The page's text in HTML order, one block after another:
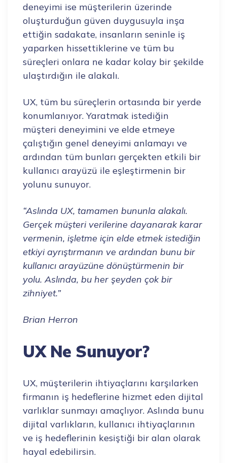
deneyimi ise müşterilerin üzerinde
oluşturduğun güven duygusuyla inşa
ettiğin sadakate, insanların seninle iş
yaparken hissettiklerine ve tüm bu
süreçleri onlara ne kadar kolay bir şekilde
ulaştırdığın ile alakalı.
UX, tüm bu süreçlerin ortasında bir yerde
konumlanıyor. Yaratmak istediğin
müşteri deneyimini ve elde etmeye
çalıştığın genel deneyimi anlamayı ve
ardından tüm bunları gerçekten etkili bir
kullanıcı arayüzü ile eşleştirmenin bir
yolunu sunuyor.
“Aslında UX, tamamen bununla alakalı.
Gerçek müşteri verilerine dayanarak karar
vermenin, işletme için elde etmek istediğin
etkiyi ayrıştırmanın ve ardından bunu bir
kullanıcı arayüzüne dönüştürmenin bir
yolu. Aslında, bu her şeyden çok bir
zihniyet.”
Brian Herron
UX Ne Sunuyor?
UX, müşterilerin ihtiyaçlarını karşılarken
firmanın iş hedeflerine hizmet eden dijital
varlıklar sunmayı amaçlıyor. Aslında bunu
dijital varlıkların, kullanıcı ihtiyaçlarının
ve iş hedeflerinin kesiştiği bir alan olarak
hayal edebilirsin.